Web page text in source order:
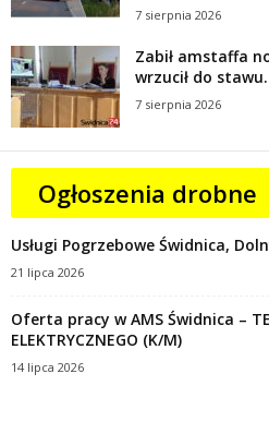
7 sierpnia 2026
Zabił amstaffa
wrzucił do
7 sierpnia 2026
Ogłoszenia drobne
Usługi Pogrzebowe Świdnica,
21 lipca 2026
Oferta pracy w AMS Świdnica –
ELEKTRYCZNEGO (K/M)
14 lipca 2026